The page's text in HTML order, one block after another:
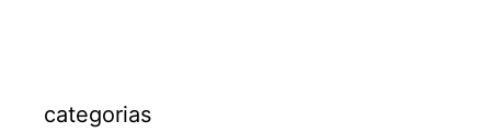
categorias